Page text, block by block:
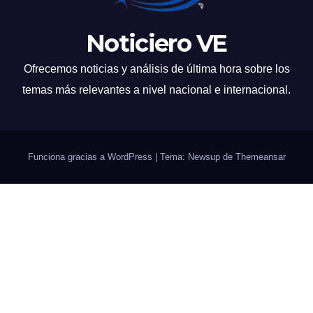
Noticiero VE
Ofrecemos noticias y análisis de última hora sobre los
temas más relevantes a nivel nacional e internacional.
Funciona gracias a WordPress Tema: Newsup de Themeansar